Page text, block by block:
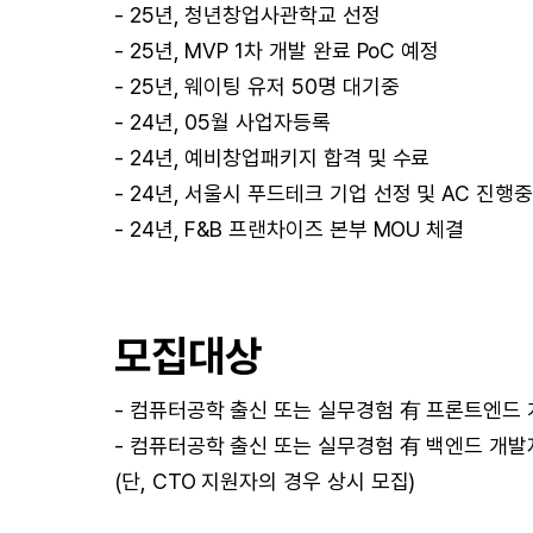
- 25년, 청년창업사관학교 선정
- 25년, MVP 1차 개발 완료 PoC 예정
- 25년, 웨이팅 유저 50명 대기중
- 24년, 05월 사업자등록
- 24년, 예비창업패키지 합격 및 수료
- 24년, 서울시 푸드테크 기업 선정 및 AC 진행중
- 24년, F&B 프랜차이즈 본부 MOU 체결
모집대상
- 컴퓨터공학 출신 또는 실무경험 有 프론트엔드
- 컴퓨터공학 출신 또는 실무경험 有 백엔드 개발
(단, CTO 지원자의 경우 상시 모집)